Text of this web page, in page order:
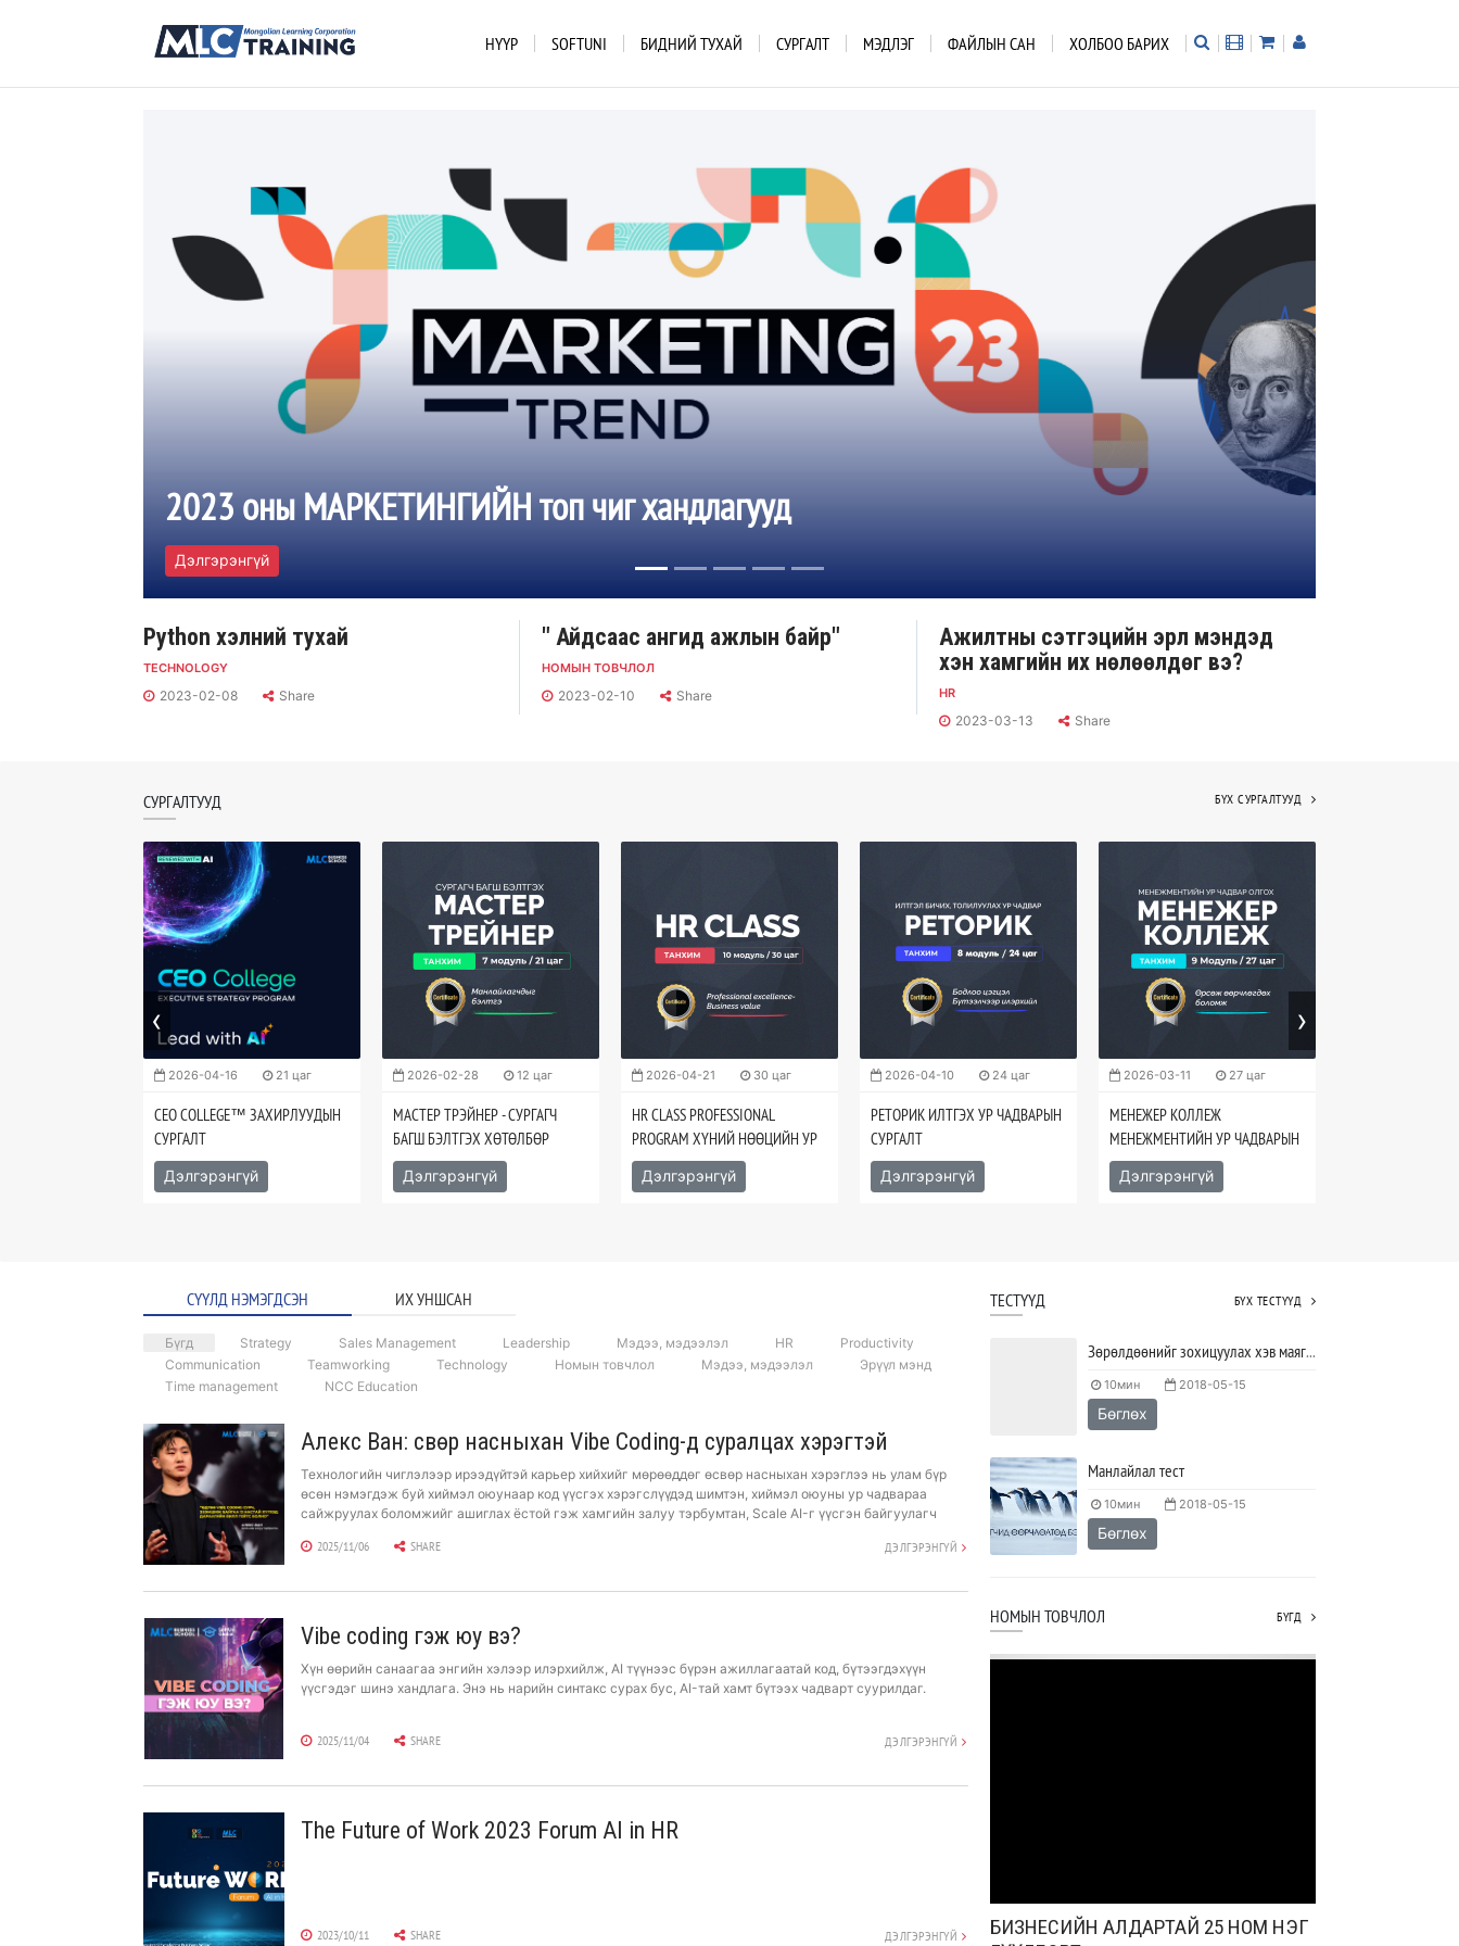
НҮҮР SOFTUNI БИДНИЙ ТУХАЙ СУРГАЛТ МЭДЛЭГ ФАЙЛЫН САН ХОЛБОО БАРИХ
2023 оны МАРКЕТИНГИЙН топ чиг хандлагууд
Дэлгэрэнгүй
Python хэлний тухай
TECHNOLOGY
2023-02-08 Share
" Айдсаас ангид ажлын байр"
НОМЫН ТОВЧЛОЛ
2023-02-10 Share
Ажилтны сэтгэцийн эрүүл мэндэд
хэн хамгийн их нөлөөлдөг вэ?
HR
2023-03-13 Share
СУРГАЛТУУД БҮХ СУРГАЛТУУД
2026-04-16 21 цаг
CEO COLLEGE™ ЗАХИРЛУУДЫН
СУРГАЛТ
Дэлгэрэнгүй
2026-02-28 12 цаг
МАСТЕР ТРЭЙНЕР - СУРГАГЧ
БАГШ БЭЛТГЭХ ХӨТӨЛБӨР
Дэлгэрэнгүй
2026-04-21 30 цаг
HR CLASS PROFESSIONAL
PROGRAM ХҮНИЙ НӨӨЦИЙН УР
ЧАДВАРЫН СУРГАЛТ
Дэлгэрэнгүй
2026-04-10 24 цаг
РЕТОРИК ИЛТГЭХ УР ЧАДВАРЫН
СУРГАЛТ
Дэлгэрэнгүй
2026-03-11 27 цаг
МЕНЕЖЕР КОЛЛЕЖ
МЕНЕЖМЕНТИЙН УР ЧАДВАРЫН
СУРГАЛТ
Дэлгэрэнгүй
‹ ›
СҮҮЛД НЭМЭГДСЭН ИХ УНШСАН
Бүгд Strategy Sales Management Leadership Мэдээ, мэдээлэл HR
Productivity
Communication
Teamworking Technology Номын товчлол Мэдээ, мэдээлэл
Эрүүл мэнд
Time management
NCC Education
Алекс Ван: Өсвөр насныхан Vibe Coding-д суралцах хэрэгтэй
Технологийн чиглэлээр ирээдүйтэй карьер хийхийг мөрөөддөг өсвөр насныхан хэрэглээ нь улам бүр
өсөн нэмэгдэж буй хиймэл оюунаар код үүсгэх хэрэгслүүдэд шимтэн, хиймэл оюуны ур чадвараа
сайжруулах боломжийг ашиглах ёстой гэж хамгийн залуу тэрбумтан, Scale AI-г үүсгэн байгуулагч
2025/11/06
SHARE ДЭЛГЭРЭНГҮЙ
Vibe coding гэж юу вэ?
Хүн өөрийн санаагаа энгийн хэлээр илэрхийлж, AI түүнээс бүрэн ажиллагаатай код, бүтээгдэхүүн
үүсгэдэг шинэ хандлага. Энэ нь нарийн синтакс сурах бус, AI-тай хамт бүтээх чадварт суурилдаг.
2025/11/04 SHARE ДЭЛГЭРЭНГҮЙ
The Future of Work 2023 Forum AI in HR
2023/10/11 SHARE ДЭЛГЭРЭНГҮЙ
ТЕСТҮҮД БҮХ ТЕСТҮҮД
Зөрөлдөөнийг зохицуулах хэв маягийг тодорхойлох тест
10мин 2018-05-15
Бөглөх
Манлайлал тест
10мин 2018-05-15
Бөглөх
НОМЫН ТОВЧЛОЛ БҮГД
БИЗНЕСИЙН АЛДАРТАЙ 25 НОМ НЭГ
БИЗНЕСИЙН АЛДАРТАЙ 25 НОМ НЭГ
БИЗНЕСИЙН АЛДАРТАЙ 25 НОМ НЭГ